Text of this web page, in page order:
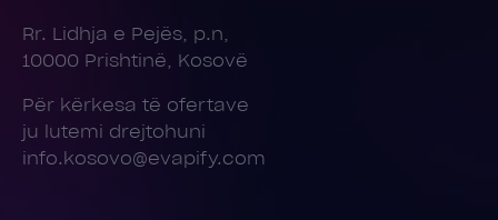
Rr. Lidhja e Pejës, p.n,
10000 Prishtinë, Kosovë
Për kërkesa të ofertave
ju lutemi drejtohuni
info.kosovo@evapify.com